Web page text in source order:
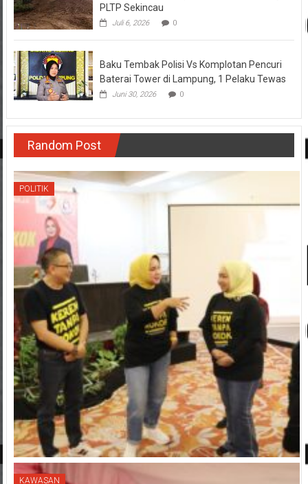
PLTP Sekincau
Juli 6, 2026 0
Baku Tembak Polisi Vs Komplotan Pencuri
Baterai Tower di Lampung, 1 Pelaku Tewas
Juni 30, 2026 0
Random Post
POLITIK
KAWASAN